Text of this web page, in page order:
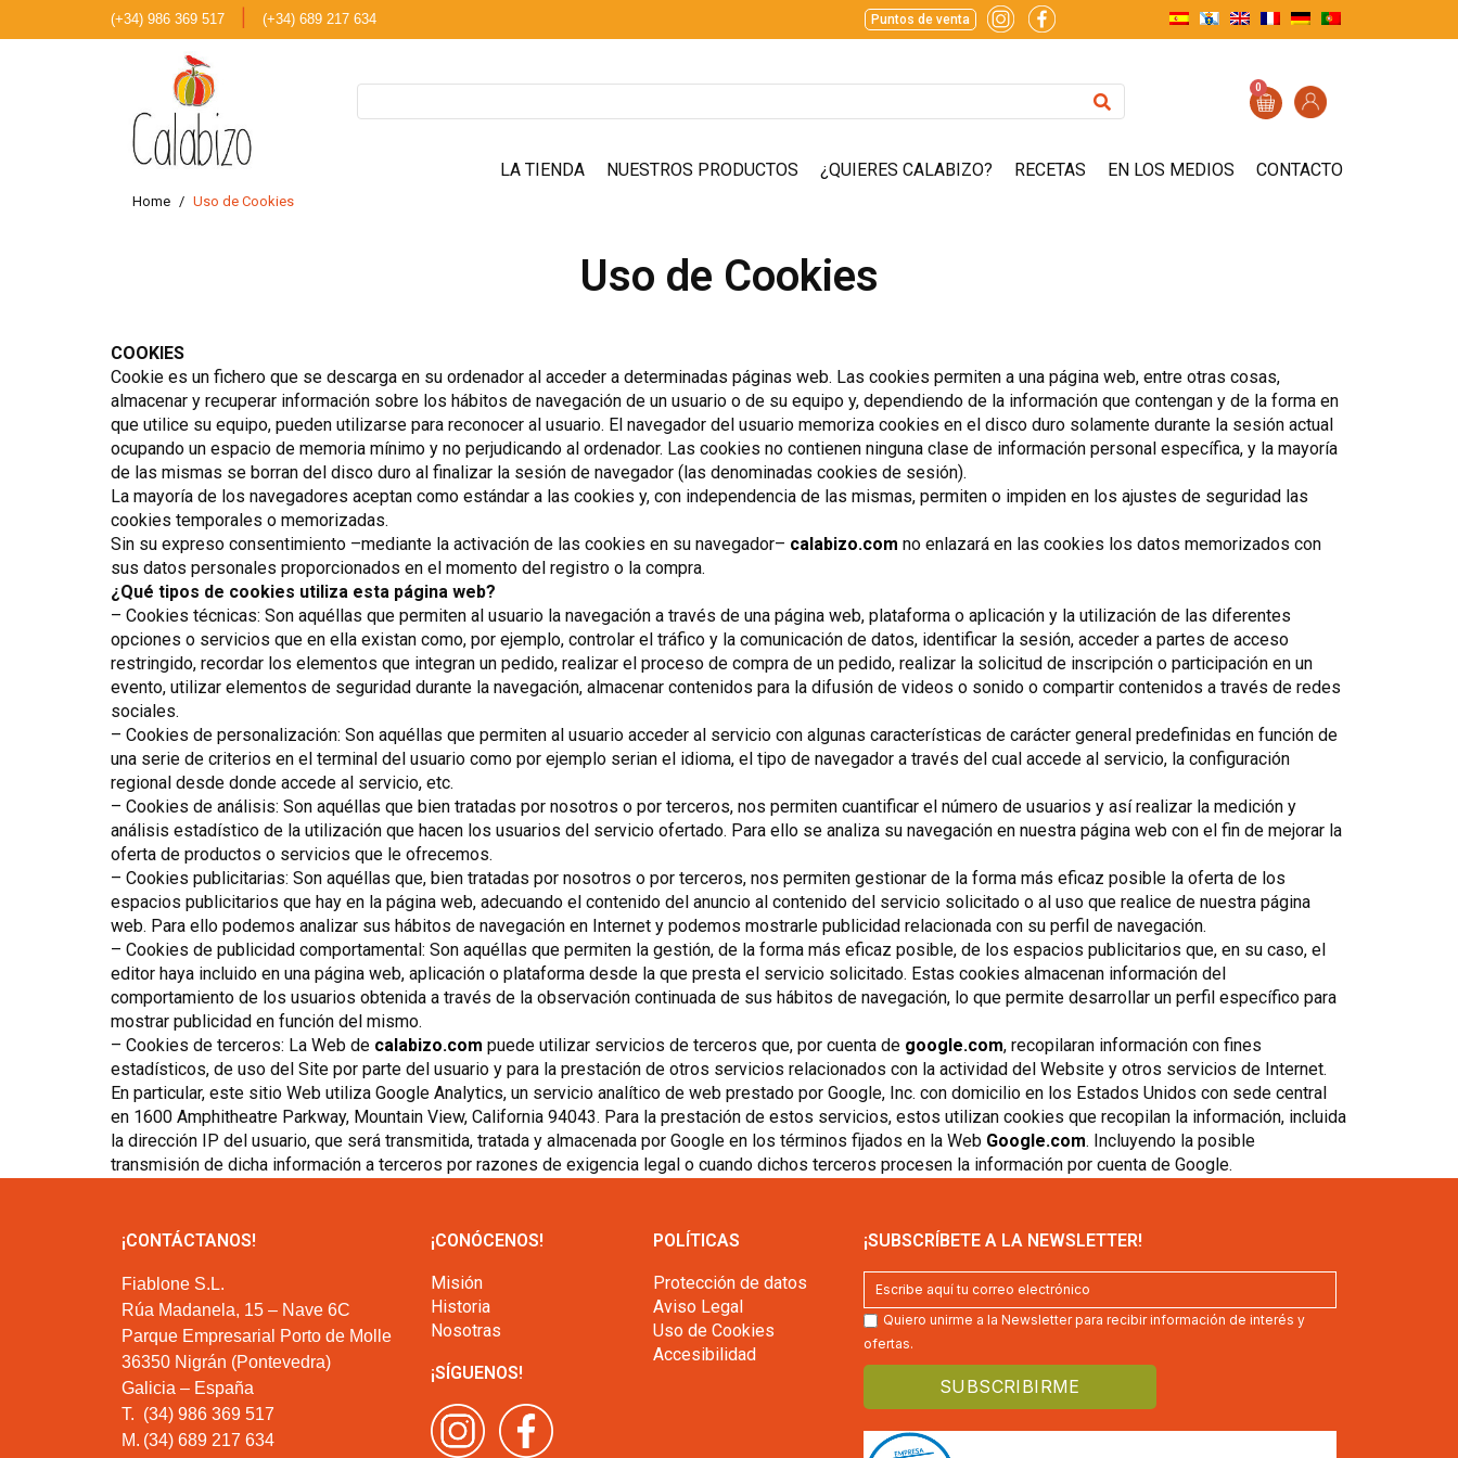
(+34) 986 369 517 (+34) 689 217 634 Puntos de venta
0
LA TIENDA NUESTROS PRODUCTOS ¿QUIERES CALABIZO? RECETAS EN LOS MEDIOS CONTACTO
Home Uso de Cookies
Uso de Cookies
COOKIES
Cookie es un fichero que se descarga en su ordenador al acceder a determinadas páginas web. Las cookies permiten a una página web, entre otras cosas,
almacenar y recuperar información sobre los hábitos de navegación de un usuario o de su equipo y, dependiendo de la información que contengan y de la forma en
que utilice su equipo, pueden utilizarse para reconocer al usuario. El navegador del usuario memoriza cookies en el disco duro solamente durante la sesión actual
ocupando un espacio de memoria mínimo y no perjudicando al ordenador. Las cookies no contienen ninguna clase de información personal específica, y la mayoría
de las mismas se borran del disco duro al finalizar la sesión de navegador (las denominadas cookies de sesión).
La mayoría de los navegadores aceptan como estándar a las cookies y, con independencia de las mismas, permiten o impiden en los ajustes de seguridad las
cookies temporales o memorizadas.
Sin su expreso consentimiento –mediante la activación de las cookies en su navegador– calabizo.com no enlazará en las cookies los datos memorizados con
sus datos personales proporcionados en el momento del registro o la compra.
¿Qué tipos de cookies utiliza esta página web?
– Cookies técnicas: Son aquéllas que permiten al usuario la navegación a través de una página web, plataforma o aplicación y la utilización de las diferentes
opciones o servicios que en ella existan como, por ejemplo, controlar el tráfico y la comunicación de datos, identificar la sesión, acceder a partes de acceso
restringido, recordar los elementos que integran un pedido, realizar el proceso de compra de un pedido, realizar la solicitud de inscripción o participación en un
evento, utilizar elementos de seguridad durante la navegación, almacenar contenidos para la difusión de videos o sonido o compartir contenidos a través de redes
sociales.
– Cookies de personalización: Son aquéllas que permiten al usuario acceder al servicio con algunas características de carácter general predefinidas en función de
una serie de criterios en el terminal del usuario como por ejemplo serian el idioma, el tipo de navegador a través del cual accede al servicio, la configuración
regional desde donde accede al servicio, etc.
– Cookies de análisis: Son aquéllas que bien tratadas por nosotros o por terceros, nos permiten cuantificar el número de usuarios y así realizar la medición y
análisis estadístico de la utilización que hacen los usuarios del servicio ofertado. Para ello se analiza su navegación en nuestra página web con el fin de mejorar la
oferta de productos o servicios que le ofrecemos.
– Cookies publicitarias: Son aquéllas que, bien tratadas por nosotros o por terceros, nos permiten gestionar de la forma más eficaz posible la oferta de los
espacios publicitarios que hay en la página web, adecuando el contenido del anuncio al contenido del servicio solicitado o al uso que realice de nuestra página
web. Para ello podemos analizar sus hábitos de navegación en Internet y podemos mostrarle publicidad relacionada con su perfil de navegación.
– Cookies de publicidad comportamental: Son aquéllas que permiten la gestión, de la forma más eficaz posible, de los espacios publicitarios que, en su caso, el
editor haya incluido en una página web, aplicación o plataforma desde la que presta el servicio solicitado. Estas cookies almacenan información del
comportamiento de los usuarios obtenida a través de la observación continuada de sus hábitos de navegación, lo que permite desarrollar un perfil específico para
mostrar publicidad en función del mismo.
– Cookies de terceros: La Web de calabizo.com puede utilizar servicios de terceros que, por cuenta de google.com, recopilaran información con fines
estadísticos, de uso del Site por parte del usuario y para la prestación de otros servicios relacionados con la actividad del Website y otros servicios de Internet.
En particular, este sitio Web utiliza Google Analytics, un servicio analítico de web prestado por Google, Inc. con domicilio en los Estados Unidos con sede central
en 1600 Amphitheatre Parkway, Mountain View, California 94043. Para la prestación de estos servicios, estos utilizan cookies que recopilan la información, incluida
la dirección IP del usuario, que será transmitida, tratada y almacenada por Google en los términos fijados en la Web Google.com. Incluyendo la posible
transmisión de dicha información a terceros por razones de exigencia legal o cuando dichos terceros procesen la información por cuenta de Google.
¡CONTÁCTANOS!
Fiablone S.L.
Rúa Madanela, 15 – Nave 6C
Parque Empresarial Porto de Molle
36350 Nigrán (Pontevedra)
Galicia – España
T. (34) 986 369 517
M. (34) 689 217 634
¡CONÓCENOS!
Misión
Historia
Nosotras
¡SÍGUENOS!
POLÍTICAS
Protección de datos
Aviso Legal
Uso de Cookies
Accesibilidad
¡SUBSCRÍBETE A LA NEWSLETTER!
Quiero unirme a la Newsletter para recibir información de interés y
ofertas.